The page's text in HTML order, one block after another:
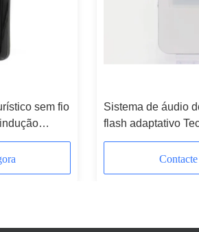
sem fio
Sistema de áudio
flash adaptativo
filtragem de ruído